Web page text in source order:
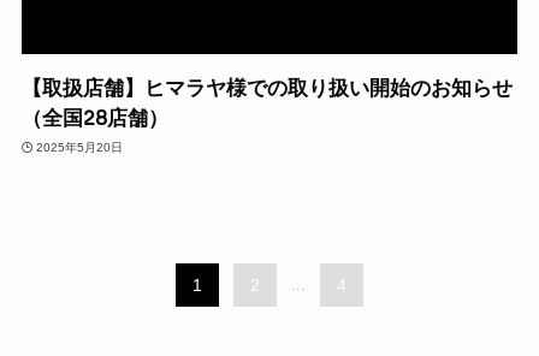
【取扱店舗】ヒマラヤ様での取り扱い開始のお知らせ
（全国28店舗）
2025年5月20日
1 2 4